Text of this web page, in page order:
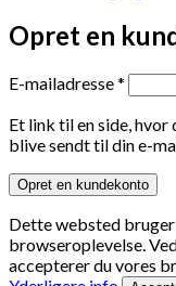
Opret en
E-mailadresse*
Et link til en side, hvor
blive sendt til din e-
Opret en kundekonto
Dette websted
browseroplevelse.
accepterer du vores